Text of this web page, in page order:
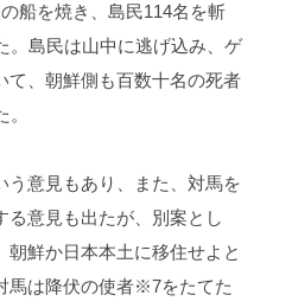
船を焼き、島民114名を斬
。島民は山中に逃げ込み、ゲ
て、朝鮮側も百数十名の死者
意見もあり、また、対馬を
る意見も出たが、別案とし
鮮か日本本土に移住せよと
馬は降伏の使者※7をたてた